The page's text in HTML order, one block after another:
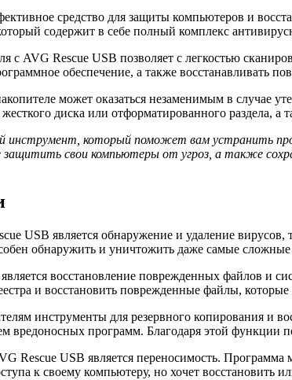
средство для защиты компьютеров и
содержит в себе полный комплекс
с AVG Rescue USB позволяет с легкостью
обеспечение, а также восстанавливать
может оказаться незаменимым в случае
диска или отформатированного раздела, а
который поможет вам устранить
свои компьютеры от угроз, а также
USB является обнаружение и удаление
обнаружить и уничтожить даже самые
восстановление поврежденных файлов и
и восстановить поврежденные файлы,
инструменты для резервного копирования
вредоносных программ. Благодаря этой функции
Rescue USB является переносимость.
к своему компьютеру, но хочет восстановить